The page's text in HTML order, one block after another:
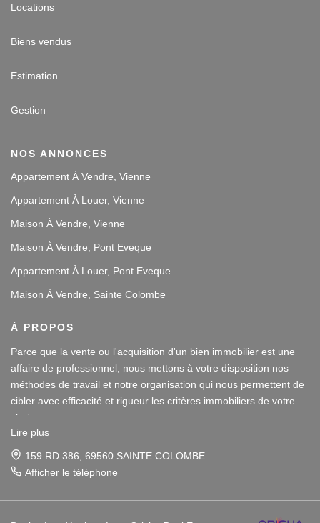
Locations
Biens vendus
Estimation
Gestion
NOS ANNONCES
Appartement À Vendre, Vienne
Appartement À Louer, Vienne
Maison À Vendre, Vienne
Maison À Vendre, Pont Eveque
Appartement À Louer, Pont Eveque
Maison À Vendre, Sainte Colombe
À PROPOS
Parce que la vente ou l'acquisition d'un bien immobilier est une
affaire de professionnel, nous mettons à votre disposition nos
méthodes de travail et notre organisation qui nous permettent de
cibler avec efficacité et rigueur les critères immobiliers de votre
choix.
Notre disponibilité et notre écoute au sein de nos agences
immobilières à Vienne et Sainte Colombe les Vienne, au Sud de
et agréable afin que votre investissement reste un plaisir.
Lire plus
159 RD 386, 69560 SAINTE COLOMBE
Afficher le téléphone